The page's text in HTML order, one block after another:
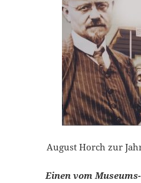
August Horch zur
Einen vom